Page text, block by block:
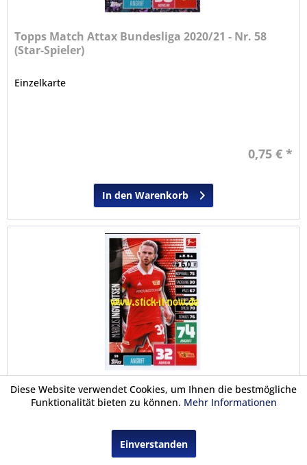
Topps Match Attax Bundesliga 2020/21 - Nr. 58
(Star-Spieler)
Einzelkarte
0,75 € *
In den Warenkorb
Topps Match Attax Bundesliga 2020/21 - Nr. 59
Diese Website verwendet Cookies, um Ihnen die bestmögliche
Funktionalität bieten zu können. Mehr Informationen
Einverstanden